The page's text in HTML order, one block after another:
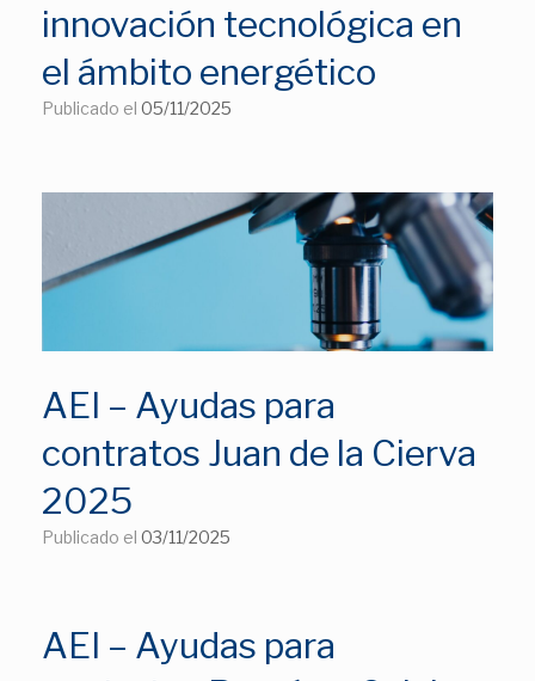
innovación tecnológica en
el ámbito energético
Publicado el 05/11/2025
AEI – Ayudas para
contratos Juan de la Cierva
2025
Publicado el 03/11/2025
AEI – Ayudas para